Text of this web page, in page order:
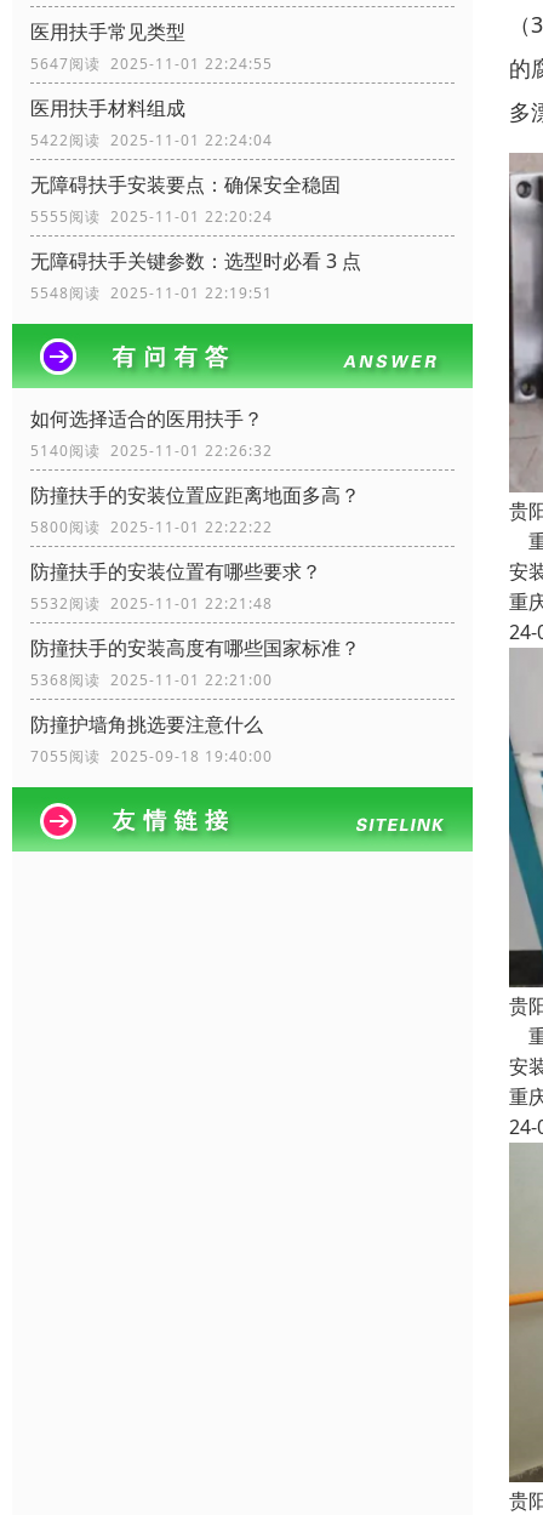
医用扶手常见类型
5647阅读 2025-11-01 22:24:55
医用扶手材料组成
5422阅读 2025-11-01 22:24:04
无障碍扶手安装要点：确保安全稳固
5555阅读 2025-11-01 22:20:24
无障碍扶手关键参数：选型时必看 3 点
5548阅读 2025-11-01 22:19:51
如何选择适合的医用扶手？
5140阅读 2025-11-01 22:26:32
防撞扶手的安装位置应距离地面多高？
5800阅读 2025-11-01 22:22:22
防撞扶手的安装位置有哪些要求？
5532阅读 2025-11-01 22:21:48
防撞扶手的安装高度有哪些国家标准？
5368阅读 2025-11-01 22:21:00
防撞护墙角挑选要注意什么
7055阅读 2025-09-18 19:40:00
的
多
贵
安
重
24-
贵
安
重
24-
贵